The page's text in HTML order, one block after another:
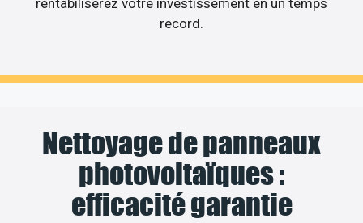
rentabiliserez votre investissement en un temps
record.
Nettoyage de panneaux
photovoltaïques :
efficacité garantie